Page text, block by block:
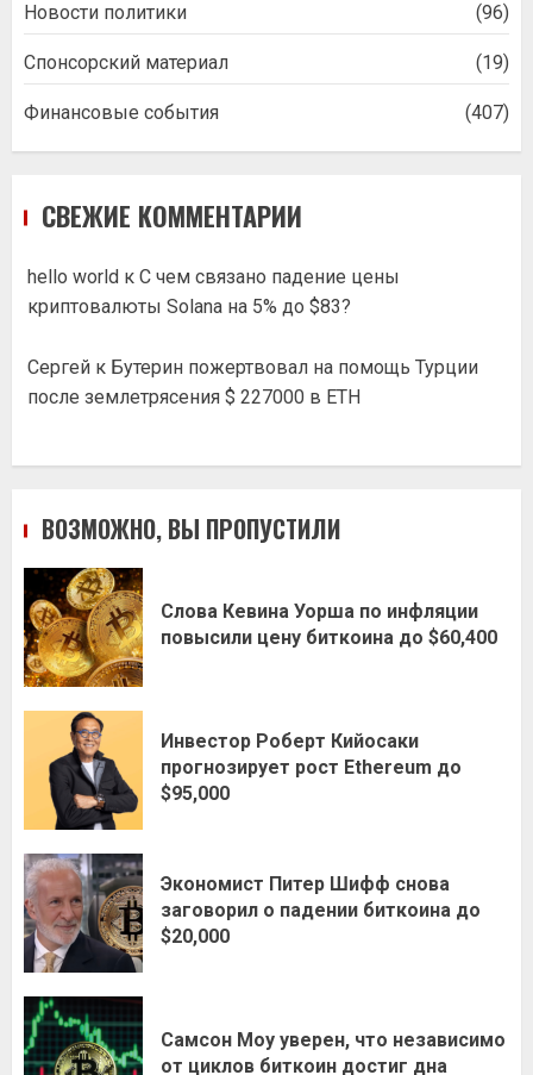
Новости политики (96)
Спонсорский материал (19)
Финансовые события (407)
СВЕЖИЕ КОММЕНТАРИИ
hello world к С чем связано падение цены
криптовалюты Solana на 5% до $83?
Сергей к Бутерин пожертвовал на помощь Турции
после землетрясения $ 227000 в ETH
ВОЗМОЖНО, ВЫ ПРОПУСТИЛИ
Слова Кевина Уорша по инфляции
повысили цену биткоина до $60,400
Инвестор Роберт Кийосаки
прогнозирует рост Ethereum до
$95,000
Экономист Питер Шифф снова
заговорил о падении биткоина до
$20,000
Самсон Моу уверен, что независимо
от циклов биткоин достиг дна